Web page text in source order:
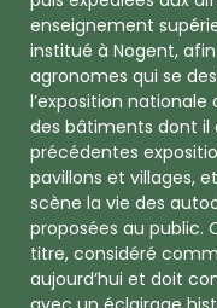
enseignement
institué à Nogent,
agronomes qui se
l’exposition
des bâtiments dont il
précédentes
pavillons et villages,
scène la vie des
proposées au public.
titre, considéré
aujourd’hui et doit